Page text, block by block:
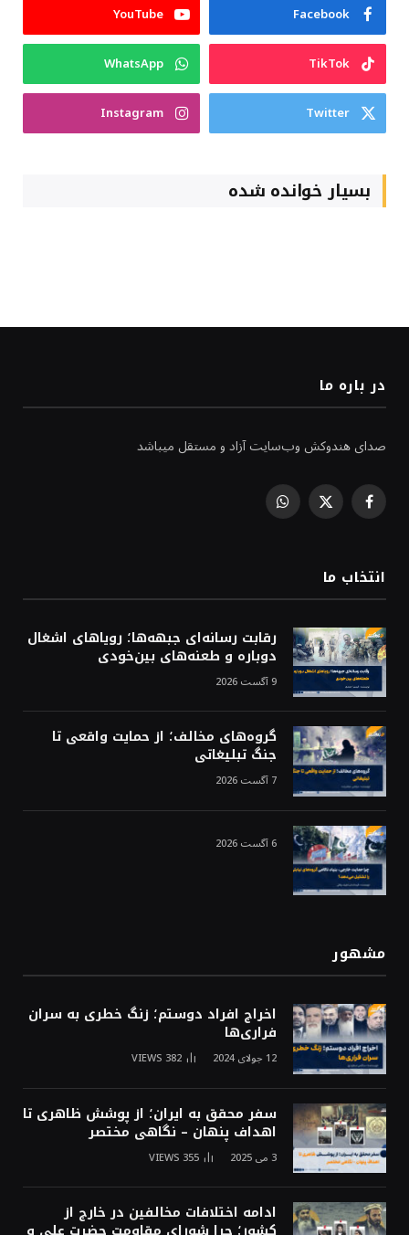
Facebook
YouTube
TikTok
WhatsApp
Twitter
Instagram
بسیار خوانده شده
در باره ما
صدای هندوکش وب‌سایت آزاد و مستقل میباشد
Facebook
X
WhatsApp
انتخاب ما
رقابت رسانه‌ای جبهه‌ها؛ رویاهای اشغال
دوباره و طعنه‌های بین‌خودی
9 آگست 2026
گروه‌های مخالف؛ از حمایت واقعی تا
جنگ تبلیغاتی
7 آگست 2026
6 آگست 2026
مشهور
اخراج افراد دوستم؛ زنگ خطری به سران
فراری‌ها
12 جولای 2024 382
VIEWS
سفر محقق به ایران؛ از پوشش ظاهری تا
اهداف پنهان – نگاهی مختصر
3 می 2025 355
VIEWS
ادامه اختلافات مخالفین در خارج از